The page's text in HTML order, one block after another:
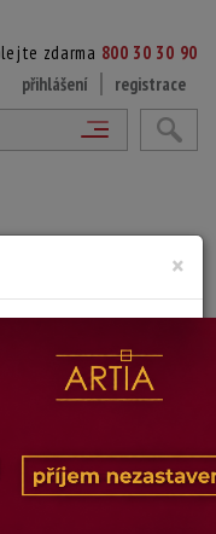
zdarma 800 30 30 90
přihlášení
registrace
×